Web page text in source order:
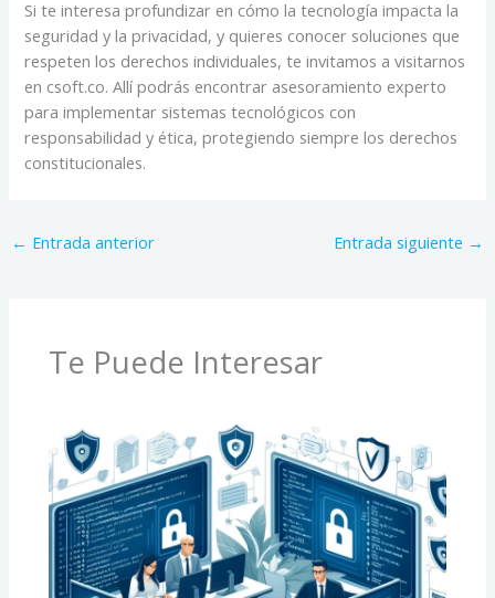
Si te interesa profundizar en cómo la tecnología impacta la
seguridad y la privacidad, y quieres conocer soluciones que
respeten los derechos individuales, te invitamos a visitarnos
en csoft.co. Allí podrás encontrar asesoramiento experto
para implementar sistemas tecnológicos con
responsabilidad y ética, protegiendo siempre los derechos
constitucionales.
← Entrada anterior Entrada siguiente →
Te Puede Interesar